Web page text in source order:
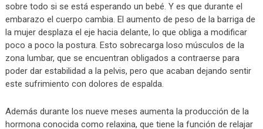
sobre todo si se está esperando un bebé. Y es que durante el
embarazo el cuerpo cambia. El aumento de peso de la barriga de
la mujer desplaza el eje hacia delante, lo que obliga a modificar
poco a poco la postura. Esto sobrecarga loso músculos de la
zona lumbar, que se encuentran obligados a contraerse para
poder dar estabilidad a la pelvis, pero que acaban dejando sentir
este sufrimiento con dolores de espalda.
Además durante los nueve meses aumenta la producción de la
hormona conocida como relaxina, que tiene la función de relajar